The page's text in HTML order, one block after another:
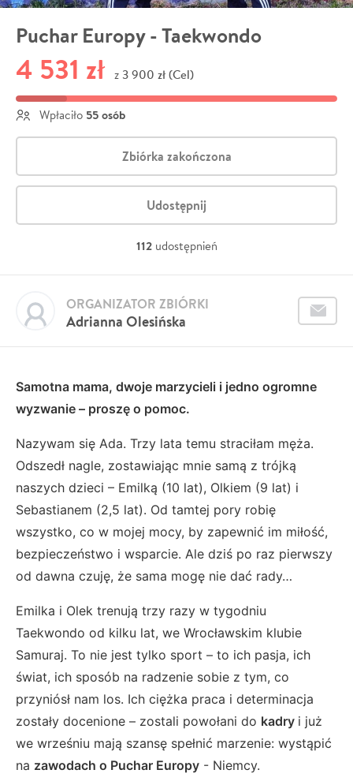
Puchar Europy - Taekwondo
4 531 zł z 3 900 zł (Cel)
Wpłaciło 55 osób
Zbiórka zakończona
Udostępnij
112 udostępnień
Adrianna Olesińska
ORGANIZATOR ZBIÓRKI
Samotna mama, dwoje marzycieli i jedno ogromne
wyzwanie – proszę o pomoc.
Nazywam się Ada. Trzy lata temu straciłam męża.
Odszedł nagle, zostawiając mnie samą z trójką
naszych dzieci – Emilką (10 lat), Olkiem (9 lat) i
Sebastianem (2,5 lat). Od tamtej pory robię
wszystko, co w mojej mocy, by zapewnić im miłość,
bezpieczeństwo i wsparcie. Ale dziś po raz pierwszy
od dawna czuję, że sama mogę nie dać rady…
Emilka i Olek trenują trzy razy w tygodniu
Taekwondo od kilku lat, we Wrocławskim klubie
Samuraj. To nie jest tylko sport – to ich pasja, ich
świat, ich sposób na radzenie sobie z tym, co
przyniósł nam los. Ich ciężka praca i determinacja
zostały docenione – zostali powołani do kadry i już
we wrześniu mają szansę spełnić marzenie: wystąpić
na zawodach o Puchar Europy - Niemcy.